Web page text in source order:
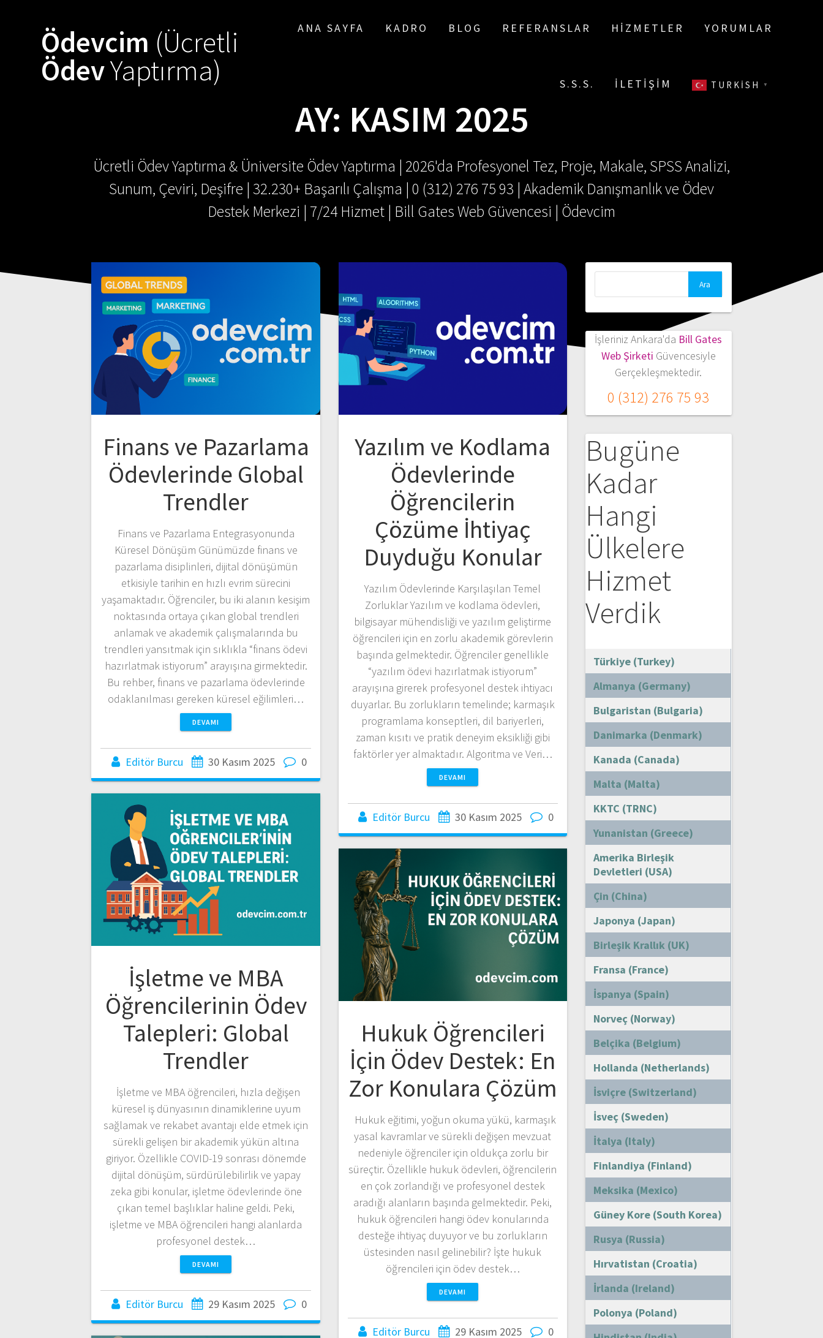
Ödevcim (Ücretli
ÖdevYaptırma)
ANA SAYFA KADRO BLOG REFERANSLAR HIZMETLER YORUMLAR
S.S.S. İLETIŞIM TURKISH ▼
AY: KASIM 2025
Ücretli Ödev Yaptırma & Üniversite Ödev Yaptırma | 2026'da Profesyonel Tez, Proje, Makale, SPSS Analizi,
Sunum, Çeviri, Deşifre | 32.230+ Başarılı Çalışma | 0 (312) 276 75 93 | Akademik Danışmanlık ve Ödev
Destek Merkezi | 7/24 Hizmet | Bill Gates Web Güvencesi | Ödevcim
Finans ve Pazarlama
Ödevlerinde Global
Trendler
Finans ve Pazarlama Entegrasyonunda
Küresel Dönüşüm Günümüzde finans ve
pazarlama disiplinleri, dijital dönüşümün
etkisiyle tarihin en hızlı evrim sürecini
yaşamaktadır. Öğrenciler, bu iki alanın kesişim
noktasında ortaya çıkan global trendleri
anlamak ve akademik çalışmalarında bu
trendleri yansıtmak için sıklıkla “finans ödevi
hazırlatmak istiyorum” arayışına girmektedir.
Bu rehber, finans ve pazarlama ödevlerinde
odaklanılması gereken küresel eğilimleri…
DEVAMI
Editör Burcu 30 Kasım 2025 0
Yazılım ve Kodlama
Ödevlerinde
Öğrencilerin
Çözüme İhtiyaç
Duyduğu Konular
Yazılım Ödevlerinde Karşılaşılan Temel
Zorluklar Yazılım ve kodlama ödevleri,
bilgisayar mühendisliği ve yazılım geliştirme
öğrencileri için en zorlu akademik görevlerin
başında gelmektedir. Öğrenciler genellikle
“yazılım ödevi hazırlatmak istiyorum”
arayışına girerek profesyonel destek ihtiyacı
duyarlar. Bu zorlukların temelinde; karmaşık
programlama konseptleri, dil bariyerleri,
zaman kısıtı ve pratik deneyim eksikliği gibi
faktörler yer almaktadır. Algoritma ve Veri…
DEVAMI
Editör Burcu 30 Kasım 2025 0
İşletme ve MBA
Öğrencilerinin Ödev
Talepleri: Global
Trendler
İşletme ve MBA öğrencileri, hızla değişen
küresel iş dünyasının dinamiklerine uyum
sağlamak ve rekabet avantajı elde etmek için
sürekli gelişen bir akademik yükün altına
giriyor. Özellikle COVID-19 sonrası dönemde
dijital dönüşüm, sürdürülebilirlik ve yapay
zeka gibi konular, işletme ödevlerinde öne
çıkan temel başlıklar haline geldi. Peki,
işletme ve MBA öğrencileri hangi alanlarda
profesyonel destek…
DEVAMI
Editör Burcu 29 Kasım 2025 0
Hukuk Öğrencileri
İçin Ödev Destek: En
Zor Konulara Çözüm
Hukuk eğitimi, yoğun okuma yükü, karmaşık
yasal kavramlar ve sürekli değişen mevzuat
nedeniyle öğrenciler için oldukça zorlu bir
süreçtir. Özellikle hukuk ödevleri, öğrencilerin
en çok zorlandığı ve profesyonel destek
aradığı alanların başında gelmektedir. Peki,
hukuk öğrencileri hangi ödev konularında
desteğe ihtiyaç duyuyor ve bu zorlukların
üstesinden nasıl gelinebilir? İşte hukuk
öğrencileri için ödev destek…
DEVAMI
Editör Burcu 29 Kasım 2025 0
İşleriniz Ankara'da Bill Gates
Web Şirketi Güvencesiyle
Gerçekleşmektedir.
0 (312) 276 75 93
Bugüne
Kadar
Hangi
Ülkelere
Hizmet
Verdik
Türkiye (Turkey)
Almanya (Germany)
Bulgaristan (Bulgaria)
Danimarka (Denmark)
Kanada (Canada)
Malta (Malta)
KKTC (TRNC)
Yunanistan (Greece)
Amerika Birleşik
Devletleri (USA)
Çin (China)
Japonya (Japan)
Birleşik Krallık (UK)
Fransa (France)
İspanya (Spain)
Norveç (Norway)
Belçika (Belgium)
Hollanda (Netherlands)
İsviçre (Switzerland)
İsveç (Sweden)
İtalya (Italy)
Finlandiya (Finland)
Meksika (Mexico)
Güney Kore (South Korea)
Rusya (Russia)
Hırvatistan (Croatia)
İrlanda (Ireland)
Polonya (Poland)